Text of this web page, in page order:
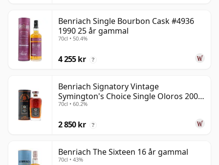
Benriach Single Bourbon Cask #4936
1990 25 år gammal
70cl • 50.4%
4 255 kr ?
Benriach Signatory Vintage
Symington's Choice Single Oloros 2000
25 år gammal
70cl • 60.2%
2 850 kr ?
Benriach The Sixteen 16 år gammal
70cl • 43%